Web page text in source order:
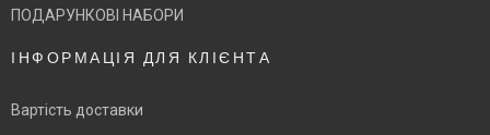
ПОДАРУНКОВІ НАБОРИ
ІНФОРМАЦІЯ ДЛЯ КЛІЄНТА
Вартість доставки